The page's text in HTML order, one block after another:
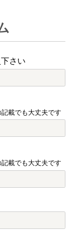
さい
載でも大丈夫です
載でも大丈夫です